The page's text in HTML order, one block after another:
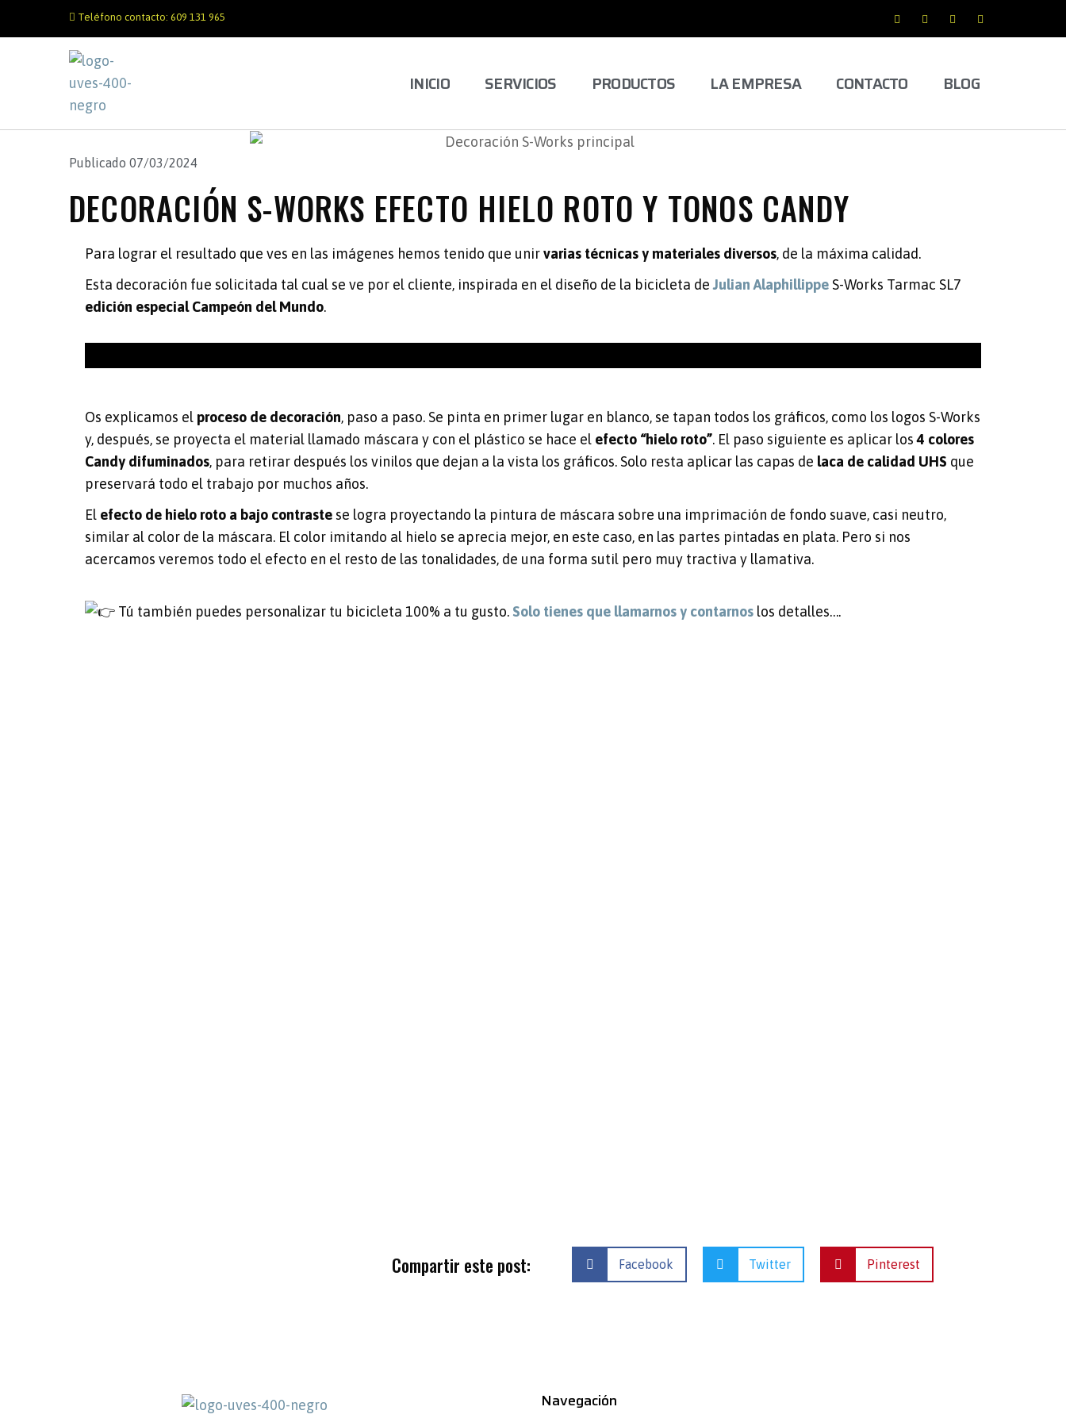
Teléfono contacto: 609 131 965
INICIO SERVICIOS PRODUCTOS LA EMPRESA CONTACTO BLOG
Publicado 07/03/2024
DECORACIÓN S-WORKS EFECTO HIELO ROTO Y TONOS CANDY
Para lograr el resultado que ves en las imágenes hemos tenido que unirvarias técnicas y materiales diversos, de la máxima calidad.
Esta decoración fue solicitada tal cual se ve por el cliente, inspirada en el diseño de la bicicleta de Julian Alaphillippe S-Works Tarmac SL7
edición especial Campeón del Mundo.
Os explicamos elproceso de decoración, paso a paso. Se pinta en primer lugar en blanco, se tapan todos los gráficos, como los logos S-Works
y, después, se proyecta el material llamado máscara y con el plástico se hace el efecto “hielo roto”. El paso siguiente es aplicar los4 colores
Candy difuminados, para retirar después los vinilos que dejan a la vista los gráficos. Solo resta aplicar las capas de laca de calidad UHS que
preservará todo el trabajo por muchos años.
El efecto de hielo roto a bajo contraste se logra proyectando la pintura de máscara sobre una imprimación de fondo suave, casi neutro,
similar al color de la máscara. El color imitando al hielo se aprecia mejor, en este caso, en las partes pintadas en plata. Pero si nos
acercamos veremos todo el efecto en el resto de las tonalidades, de una forma sutil pero muy tractiva y llamativa.
Tú también puedes personalizar tu bicicleta 100% a tu gusto. Solo tienes que llamarnos y contarnos los detalles….
Compartir este post: Facebook Twitter Pinterest
Navegación